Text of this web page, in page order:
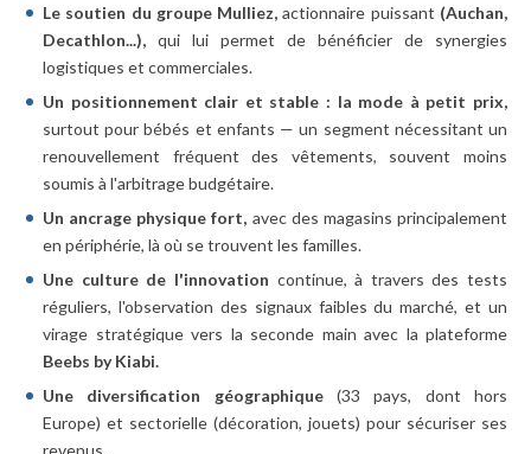
Le soutien du groupe Mulliez, actionnaire puissant (Auchan,
Decathlon...), qui lui permet de bénéficier de synergies
logistiques et commerciales.
Un positionnement clair et stable : la mode à petit prix,
surtout pour bébés et enfants — un segment nécessitant un
renouvellement fréquent des vêtements, souvent moins
soumis à l'arbitrage budgétaire.
Un ancrage physique fort, avec des magasins principalement
en périphérie, là où se trouvent les familles.
Une culture de l'innovation continue, à travers des tests
réguliers, l'observation des signaux faibles du marché, et un
virage stratégique vers la seconde main avec la plateforme
Beebs by Kiabi.
Une diversification géographique(33 pays, dont hors
Europe) et sectorielle (décoration, jouets) pour sécuriser ses
revenus.